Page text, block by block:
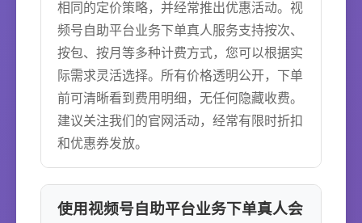
相同的定价策略，并经常推出优惠活动。视
频号自助平台业务下单真人服务支持按次、
按包、按月等多种计费方式，您可以根据实
际需求灵活选择。所有价格透明公开，下单
前可清晰看到费用明细，无任何隐藏收费。
建议关注我们的官网活动，经常有限时折扣
和优惠券发放。
使用视频号自助平台业务下单真人会